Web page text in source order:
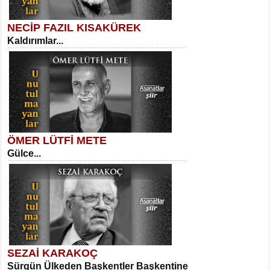
SELAHATTİN YILDIZ
İnsanın Zindanı...
MEHMET TAŞTAN
Vagon’da Bir Şairle...
SITKI CANEY
Meral Yağmur
Eski Bir Şiir...
Kadir Ünal
Ayağıma Dolanan Yokuş...
NECİP FAZIL KISAKÜREK
Kaldırımlar...
ÖMER LÜTFİ METE
Gülce...
SEZAİ KARAKOÇ
Sürgün Ülkeden Başkentler Başkentine